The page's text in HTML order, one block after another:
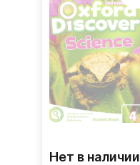
Учебник
Нет в наличии